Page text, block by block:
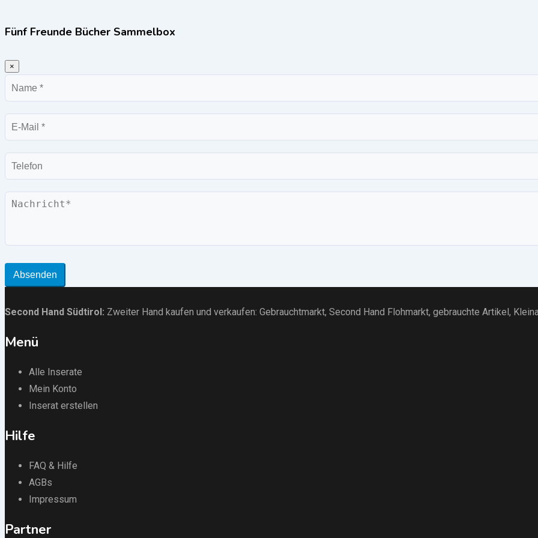
Fünf Freunde Bücher Sammelbox
×
Name
E-
Mail
Telefon
Nachricht
Absenden
Second Hand Südtirol : Zweiter Hand kaufen und verkaufen: Gebrauchtmarkt, Second Hand Flohmarkt, gebrauchte Artikel ,
Menü
Alle Inserate
Mein Konto
Inserat erstellen
Hilfe
FAQ & Hilfe
AGBs
Impressum
Partner